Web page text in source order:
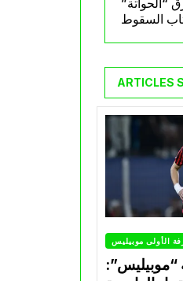
السقوط
ARTICLES
الأولى موبيليس
“موبيليس”: